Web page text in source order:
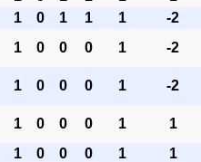
1 0 1 1 1
-2
1 0 0 0 1 -2
1 0 0 0 1 -2
1 0 0 0 1
1
1 0 0 0 1
1